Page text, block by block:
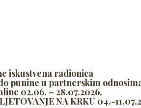
iskustvena radionica
punine u partnerskim
02.06. – 28.07.2026.
NA KRKU 04.-